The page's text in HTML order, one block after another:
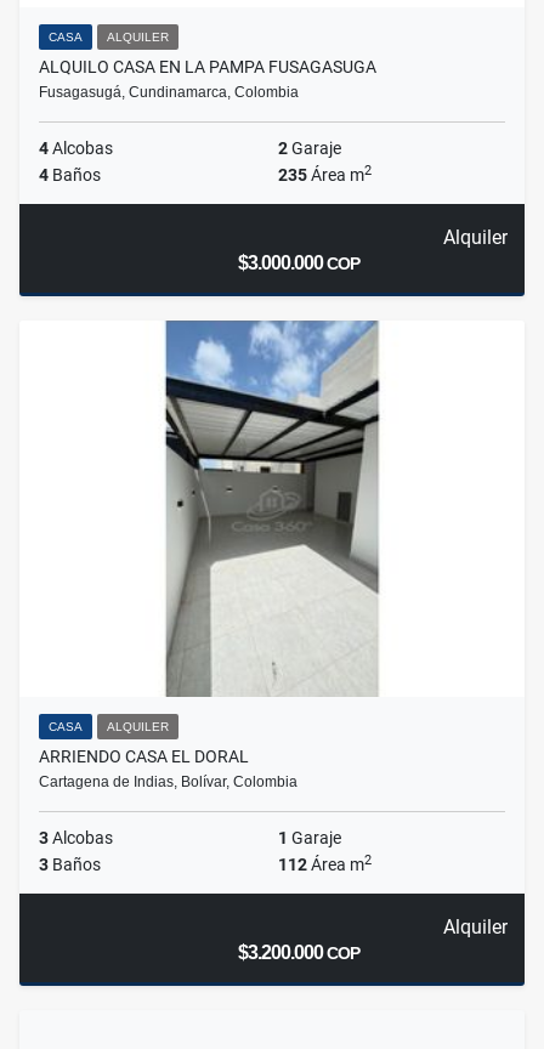
CASA ALQUILER
ALQUILO CASA EN LA PAMPA FUSAGASUGA
Fusagasugá, Cundinamarca, Colombia
4Alcobas 2Garaje
4 Baños 235Área m2
Alquiler
$3.000.000COP
CASA ALQUILER
ARRIENDO CASA EL DORAL
Cartagena de Indias, Bolívar, Colombia
3Alcobas 1 Garaje
3 Baños 112Área m2
Alquiler
$3.200.000COP